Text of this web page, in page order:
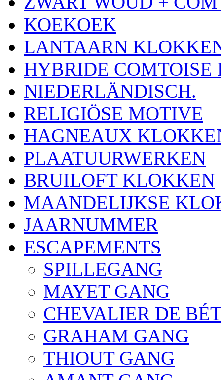
KOEKOEK
LANTAARN
HYBRIDE
NIEDERLÄNDISCH.
RELIGIÖSE MOTIVE
HAGNEAUX
PLAATUURWERKEN
BRUILOFT KLOKKEN
MAANDELIJKSE
JAARNUMMER
ESCAPEMENTS
SPILLEGANG
MAYET GANG
CHEVALIER DE
GRAHAM GANG
THIOUT GANG